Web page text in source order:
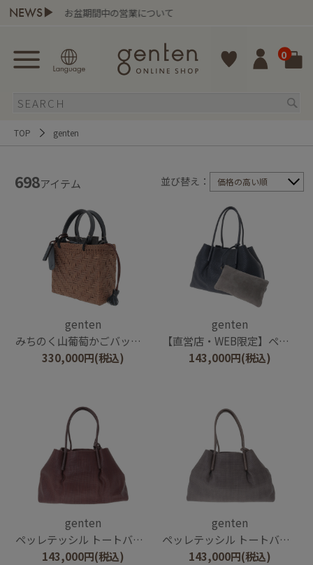
NEWS▶
お盆期間中の営業について
0
TOP genten
698アイテム 並び替え： 価格の高い順
genten
みちのく山葡萄かごバッグ 2026
330,000円(税込)
genten
【直営店・WEB限定】ペッレテッシル トートバッグ
143,000円(税込)
genten
ペッレテッシル トートバッグ
143,000円(税込)
genten
ペッレテッシル トートバッグ
143,000円(税込)